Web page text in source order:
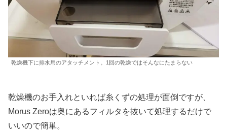
乾燥機下に排水用のアタッチメント。1回の乾燥ではそんなにたまらない
乾燥機のお手入れといれば糸くずの処理が面倒ですが、
Morus Zeroは奥にあるフィルタを抜いて処理するだけで
いいので簡単。